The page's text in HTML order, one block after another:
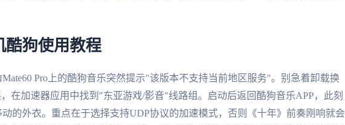
酷狗使用教程
Mate60 Pro上的酷狗音乐突然提示"该版本不支持当前地区服务"。别急着卸载换
在加速器应用中找到"东亚游戏/影音"线路组。启动后返回酷狗音乐APP，此刻
的外衣。重点在于选择支持UDP协议的加速模式，否则《十年》前奏刚响就会